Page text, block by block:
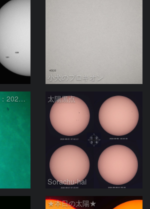
小犬のプロキオン
活動領域 4498,4500：2026/08/08 太陽黒点
Sorachu-hai
★本日の太陽★